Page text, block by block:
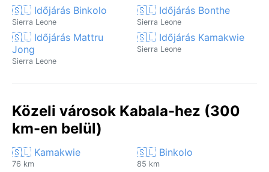
🇸🇱 Időjárás Binkolo
Sierra Leone
🇸🇱 Időjárás Bonthe
Sierra Leone
🇸🇱 Időjárás Mattru
Jong
Sierra Leone
🇸🇱 Időjárás Kamakwie
Sierra Leone
Közeli városok Kabala-hez (300
km-en belül)
🇸🇱 Kamakwie
76 km
🇸🇱 Binkolo
85 km